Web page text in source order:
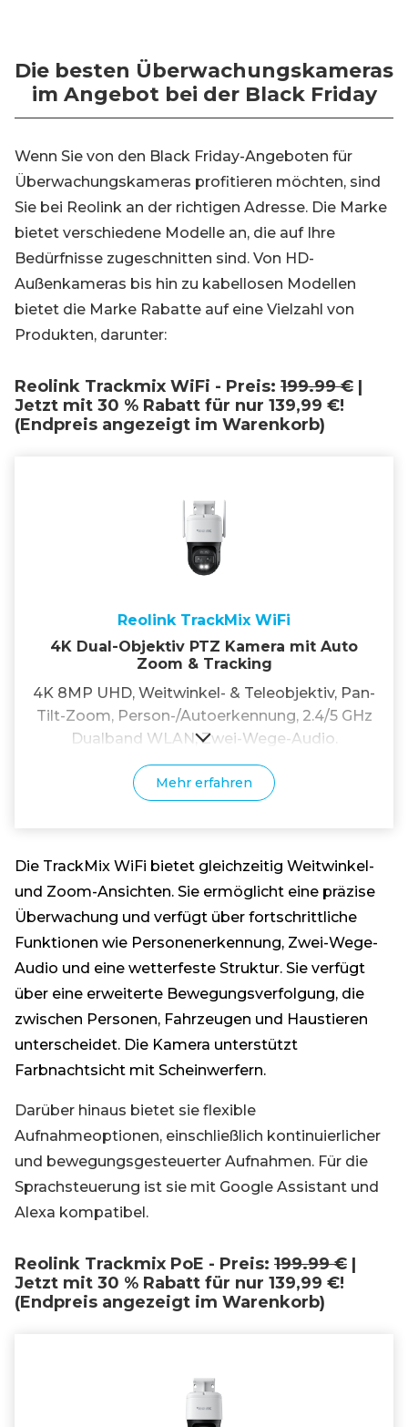
Die besten Überwachungskameras
im Angebot bei der Black Friday
Wenn Sie von den Black Friday-Angeboten für
Überwachungskameras profitieren möchten, sind
Sie bei Reolink an der richtigen Adresse. Die Marke
bietet verschiedene Modelle an, die auf Ihre
Bedürfnisse zugeschnitten sind. Von HD-
Außenkameras bis hin zu kabellosen Modellen
bietet die Marke Rabatte auf eine Vielzahl von
Produkten, darunter:
Reolink Trackmix WiFi - Preis: 199.99 € |
Jetzt mit 30 % Rabatt für nur 139,99 €!
(Endpreis angezeigt im Warenkorb)
Reolink TrackMix WiFi
4K Dual-Objektiv PTZ Kamera mit Auto
Zoom & Tracking
4K 8MP UHD, Weitwinkel- & Teleobjektiv, Pan-
Tilt-Zoom, Person-/Autoerkennung, 2.4/5 GHz
Dualband WLAN, Zwei-Wege-Audio.
Mehr erfahren
Die TrackMix WiFi bietet gleichzeitig Weitwinkel-
und Zoom-Ansichten. Sie ermöglicht eine präzise
Überwachung und verfügt über fortschrittliche
Funktionen wie Personenerkennung, Zwei-Wege-
Audio und eine wetterfeste Struktur. Sie verfügt
über eine erweiterte Bewegungsverfolgung, die
zwischen Personen, Fahrzeugen und Haustieren
unterscheidet. Die Kamera unterstützt
Farbnachtsicht mit Scheinwerfern.
Darüber hinaus bietet sie flexible
Aufnahmeoptionen, einschließlich kontinuierlicher
und bewegungsgesteuerter Aufnahmen. Für die
Sprachsteuerung ist sie mit Google Assistant und
Alexa kompatibel.
Reolink Trackmix PoE - Preis: 199.99 € |
Jetzt mit 30 % Rabatt für nur 139,99 €!
(Endpreis angezeigt im Warenkorb)